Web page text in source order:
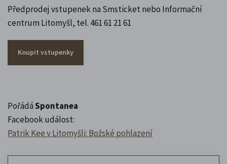
Předprodej vstupenek na Smsticket nebo Informační
centrum Litomyšl, tel. 461 61 21 61
Koupit vstupenky
PořádáSpontanea
Facebook událost:
Patrik Kee v Litomyšli: Božské pohlazení